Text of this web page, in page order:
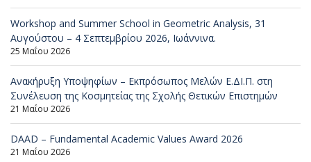
Workshop and Summer School in Geometric Analysis, 31
Αυγούστου – 4 Σεπτεμβρίου 2026, Ιωάννινα.
25 Μαΐου 2026
Ανακήρυξη Υποψηφίων – Εκπρόσωπος Μελών Ε.ΔΙ.Π. στη
Συνέλευση της Κοσμητείας της Σχολής Θετικών Επιστημών
21 Μαΐου 2026
DAAD – Fundamental Academic Values Award 2026
21 Μαΐου 2026